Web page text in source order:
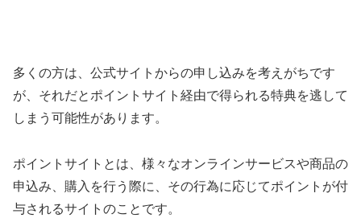
多くの方は、公式サイトからの申し込みを考えがちです
が、それだとポイントサイト経由で得られる特典を逃して
しまう可能性があります。
ポイントサイトとは、様々なオンラインサービスや商品の
申込み、購入を行う際に、その行為に応じてポイントが付
与されるサイトのことです。